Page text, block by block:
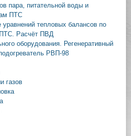
пара, питательной воды и
ПТС
тепловых балансов по
Расчёт ПВД
оборудования. Регенеративный
РВП‑98
газов